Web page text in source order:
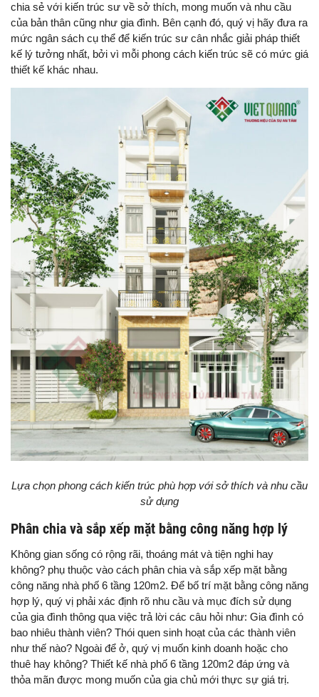
chia sẻ với kiến trúc sư về sở thích, mong muốn và nhu cầu
của bản thân cũng như gia đình. Bên cạnh đó, quý vị hãy đưa ra
mức ngân sách cụ thể để kiến trúc sư cân nhắc giải pháp thiết
kế lý tưởng nhất, bởi vì mỗi phong cách kiến trúc sẽ có mức giá
thiết kế khác nhau.
Lựa chọn phong cách kiến trúc phù hợp với sở thích và nhu cầu
sử dụng
Phân chia và sắp xếp mặt bằng công năng hợp lý
Không gian sống có rộng rãi, thoáng mát và tiện nghi hay
không? phụ thuộc vào cách phân chia và sắp xếp mặt bằng
công năng nhà phố 6 tầng 120m2. Để bố trí mặt bằng công năng
hợp lý, quý vị phải xác định rõ nhu cầu và mục đích sử dụng
của gia đình thông qua việc trả lời các câu hỏi như: Gia đình có
bao nhiêu thành viên? Thói quen sinh hoạt của các thành viên
như thế nào? Ngoài để ở, quý vị muốn kinh doanh hoặc cho
thuê hay không? Thiết kế nhà phố 6 tầng 120m2 đáp ứng và
thỏa mãn được mong muốn của gia chủ mới thực sự giá trị.